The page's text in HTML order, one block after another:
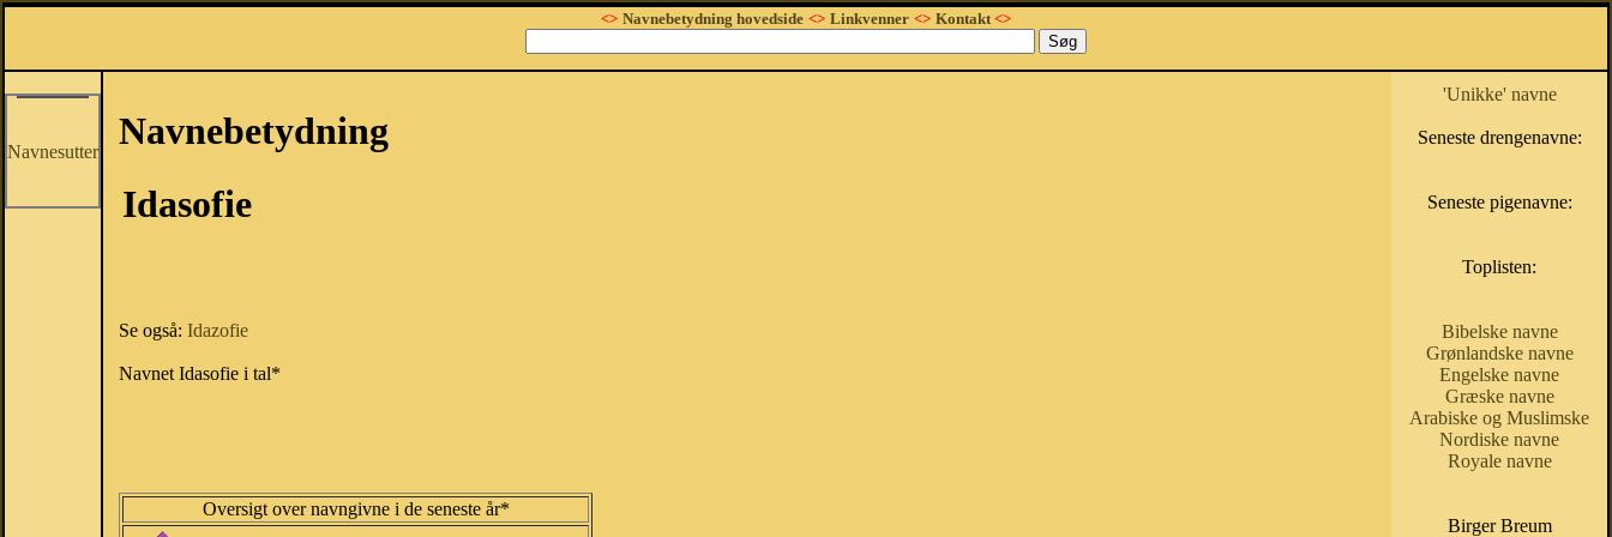
<> Navnebetydning hovedside <> Linkvenner <> Kontakt<>
Navnesutter
Navnebetydning
Idasofie
Se også: Idazofie
Navnet Idasofie i tal*
Oversigt over navngivne i de seneste år*
'Unikke' navne
Seneste drengenavne:
Seneste pigenavne:
Toplisten:
Bibelske navne
Grønlandske navne
Engelske navne
Græske navne
Arabiske og Muslimske
Nordiske navne
Royale navne
Birger Breum